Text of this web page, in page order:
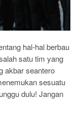
hal-hal berbau
satu tim yang
akbar seantero
sesuatu
dulu! Jangan